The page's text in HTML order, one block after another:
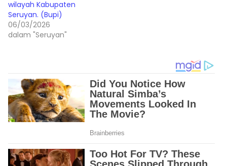
wilayah Kabupaten
Seruyan. (Bupi)
06/03/2026
dalam "Seruyan"